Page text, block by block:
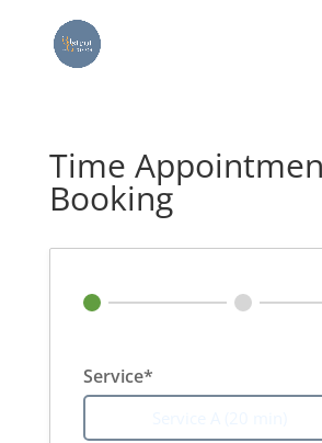
Time
Booking
Service*